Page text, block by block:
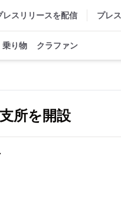
レスリリースを配信 プレ
乗り物 クラファン
所を開設